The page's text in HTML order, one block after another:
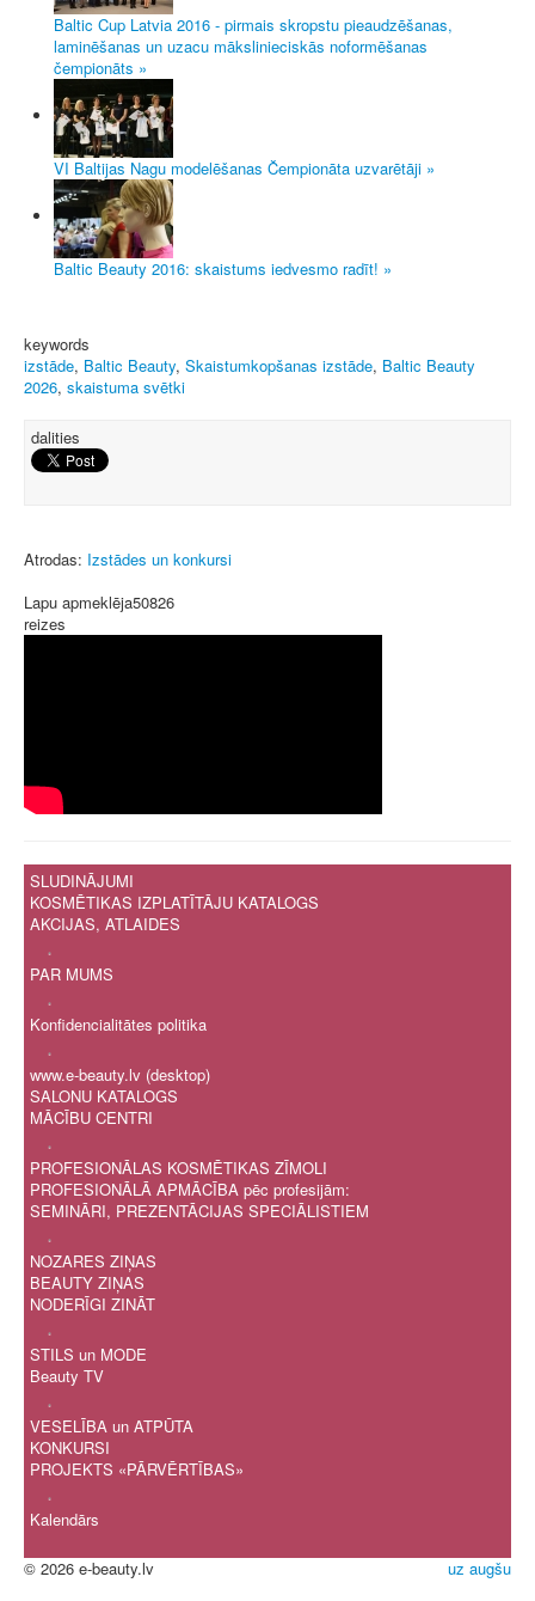
Baltic Cup Latvia 2016 - pirmais skropstu pieaudzēšanas,
laminēšanas un uzacu mākslinieciskās noformēšanas
čempionāts »
VI Baltijas Nagu modelēšanas Čempionāta uzvarētāji »
Baltic Beauty 2016: skaistums iedvesmo radīt! »
keywords
izstāde, Baltic Beauty, Skaistumkopšanas izstāde, Baltic Beauty
2026, skaistuma svētki
dalities
Atrodas: Izstādes un konkursi
Lapu apmeklēja50826
reizes
SLUDINĀJUMI
KOSMĒTIKAS IZPLATĪTĀJU KATALOGS
AKCIJAS, ATLAIDES
.
PAR MUMS
.
Konfidencialitātes politika
.
www.e-beauty.lv (desktop)
SALONU KATALOGS
MĀCĪBU CENTRI
.
PROFESIONĀLAS KOSMĒTIKAS ZĪMOLI
PROFESIONĀLĀ APMĀCĪBA pēc profesijām:
SEMINĀRI, PREZENTĀCIJAS SPECIĀLISTIEM
.
NOZARES ZIŅAS
BEAUTY ZIŅAS
NODERĪGI ZINĀT
.
STILS un MODE
Beauty TV
.
VESELĪBA un ATPŪTA
KONKURSI
PROJEKTS «PĀRVĒRTĪBAS»
.
Kalendārs
uz augšu
© 2026 e-beauty.lv